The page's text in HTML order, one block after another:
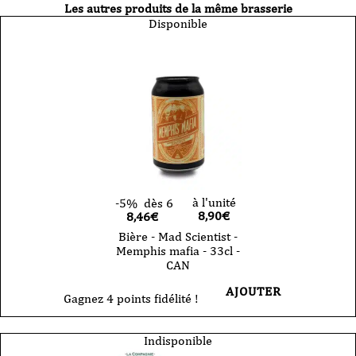
Les autres produits de la même brasserie
Disponible
-5% dès 6
8,46€
à l'unité
8,90€
Bière - Mad Scientist -
Memphis mafia - 33cl -
CAN
Gagnez 4 points fidélité ! AJOUTER
Indisponible